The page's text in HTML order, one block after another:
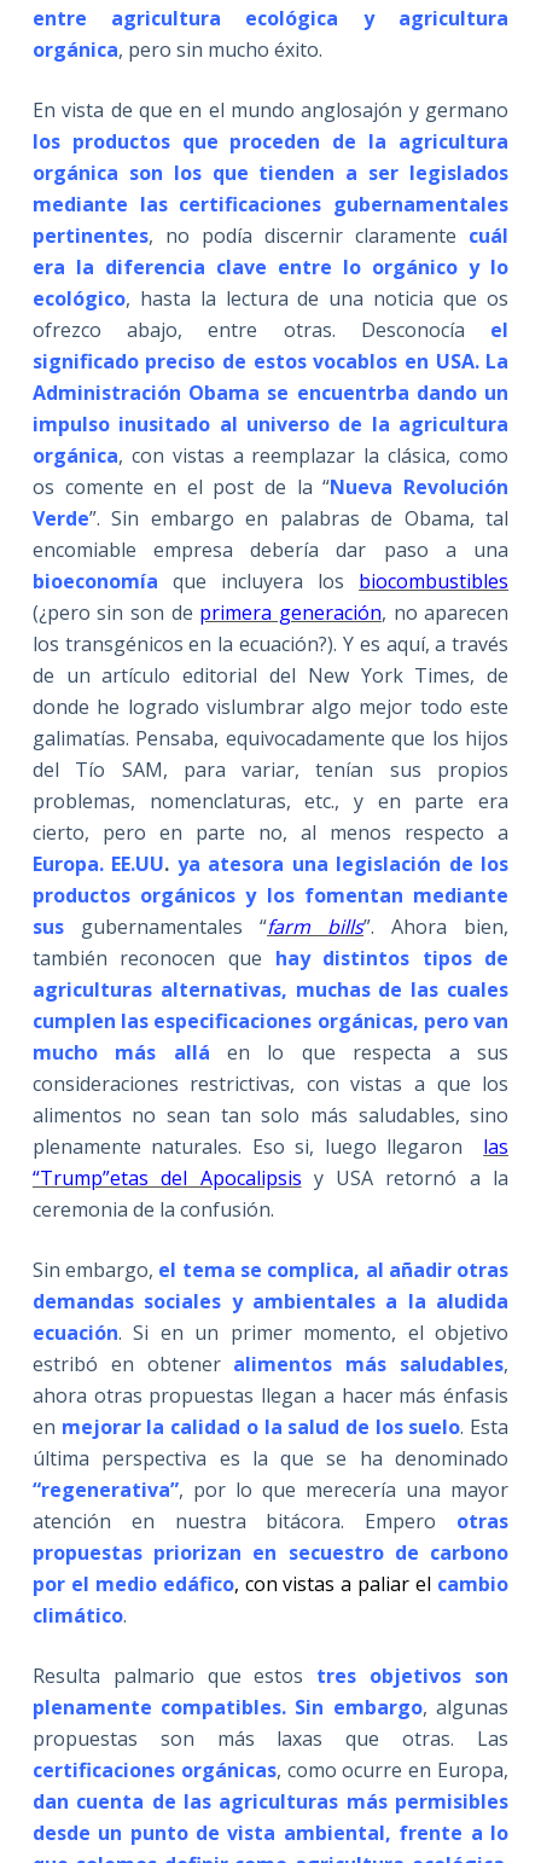
entre agricultura ecológica y agricultura
orgánica, pero sin mucho éxito.
En vista de que en el mundo anglosajón y germano
los productos que proceden de la agricultura
orgánica son los que tienden a ser legislados
mediante las certificaciones gubernamentales
pertinentes, no podía discernir claramente cuál
era la diferencia clave entre lo orgánico y lo
ecológico, hasta la lectura de una noticia que os
ofrezco abajo, entre otras. Desconocía el
significado preciso de estos vocablos en USA. La
Administración Obama se encuentrba dando un
impulso inusitado al universo de la agricultura
orgánica, con vistas a reemplazar la clásica, como
os comente en el post de la “Nueva Revolución
Verde”. Sin embargo en palabras de Obama, tal
encomiable empresa debería dar paso a una
bioeconomía que incluyera los biocombustibles
(¿pero sin son de primera generación, no aparecen
los transgénicos en la ecuación?). Y es aquí, a través
de un artículo editorial del New York Times, de
donde he logrado vislumbrar algo mejor todo este
galimatías. Pensaba, equivocadamente que los hijos
del Tío SAM, para variar, tenían sus propios
problemas, nomenclaturas, etc., y en parte era
cierto, pero en parte no, al menos respecto a
Europa. EE.UU. ya atesora una legislación de los
productos orgánicos y los fomentan mediante
sus
gubernamentales “farm bills”. Ahora bien,
también reconocen que hay distintos tipos de
agriculturas alternativas, muchas de las cuales
cumplen las especificaciones orgánicas, pero van
mucho más allá
en lo que respecta a sus
consideraciones restrictivas, con vistas a que los
alimentos no sean tan solo más saludables, sino
plenamente naturales. Eso si, luego llegaron las
“Trump”etas del Apocalipsis y USA retornó a la
ceremonia de la confusión.
Sin embargo, el tema se complica, al añadir otras
demandas sociales y ambientales a la aludida
ecuación. Si en un primer momento, el objetivo
estribó en obtener alimentos más saludables,
ahora otras propuestas llegan a hacer más énfasis
en mejorar la calidad o la salud de los suelo. Esta
última perspectiva es la que se ha denominado
“regenerativa”, por lo que merecería una mayor
atención en nuestra bitácora. Empero otras
propuestas priorizan en secuestro de carbono
por el medio edáfico, con vistas a paliar el cambio
climático.
Resulta palmario que estos tres objetivos son
plenamente compatibles. Sin embargo, algunas
propuestas son más laxas que otras. Las
certificaciones orgánicas, como ocurre en Europa,
dan cuenta de las agriculturas más permisibles
desde un punto de vista ambiental, frente a lo